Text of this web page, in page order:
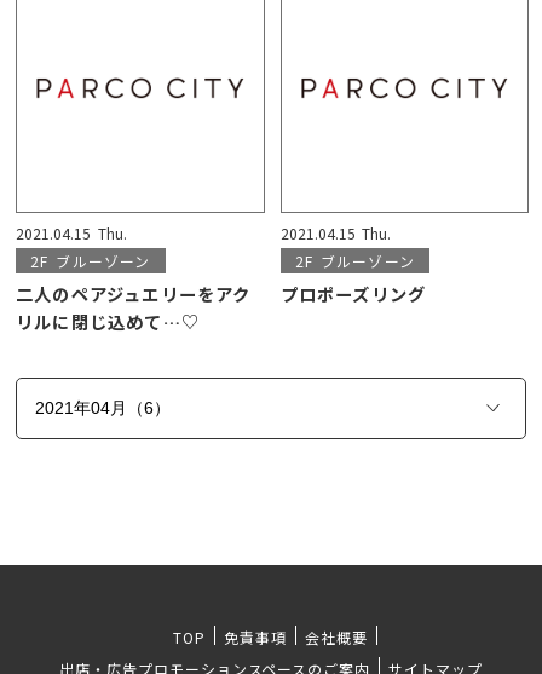
2021.04.15 Thu.
2F ブルーゾーン
二人のペアジュエリーをアク
リルに閉じ込めて…♡
2021.04.15 Thu.
2F ブルーゾーン
プロポーズリング
TOP 免責事項
会社概要
出店・広告プロモーションスペースのご案内
サイトマップ